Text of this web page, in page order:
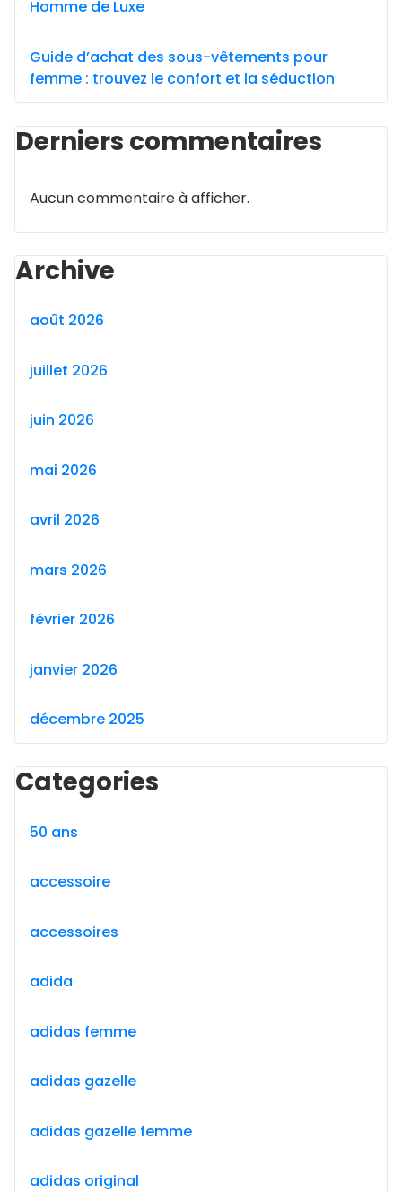
Homme de Luxe
Guide d’achat des sous-vêtements pour
femme : trouvez le confort et la séduction
Derniers commentaires
Aucun commentaire à afficher.
Archive
août 2026
juillet 2026
juin 2026
mai 2026
avril 2026
mars 2026
février 2026
janvier 2026
décembre 2025
Categories
50 ans
accessoire
accessoires
adida
adidas femme
adidas gazelle
adidas gazelle femme
adidas original